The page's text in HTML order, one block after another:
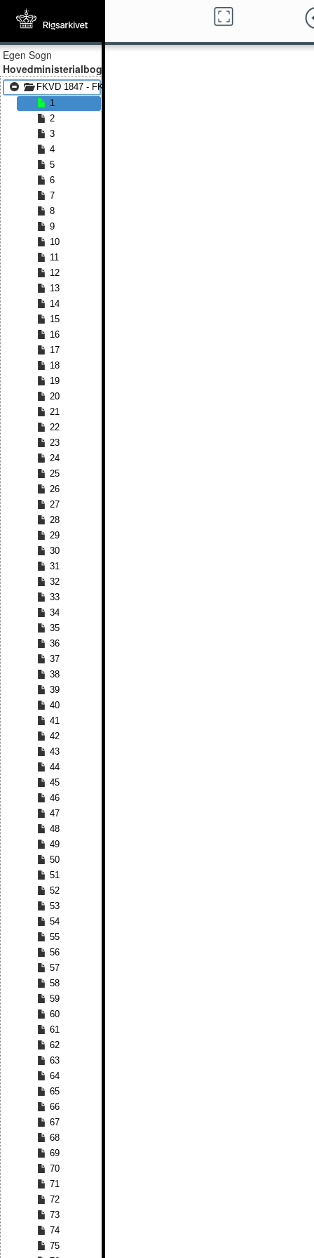
Egen Sogn
Hovedministerialbog
FKVD 1847 - FKVD 1859
1
2
3
4
5
6
7
8
9
10
11
12
13
14
15
16
17
18
19
20
21
22
23
24
25
26
27
28
29
30
31
32
33
34
35
36
37
38
39
40
41
42
43
44
45
46
47
48
49
50
51
52
53
54
55
56
57
58
59
60
61
62
63
64
65
66
67
68
69
70
71
72
73
74
75